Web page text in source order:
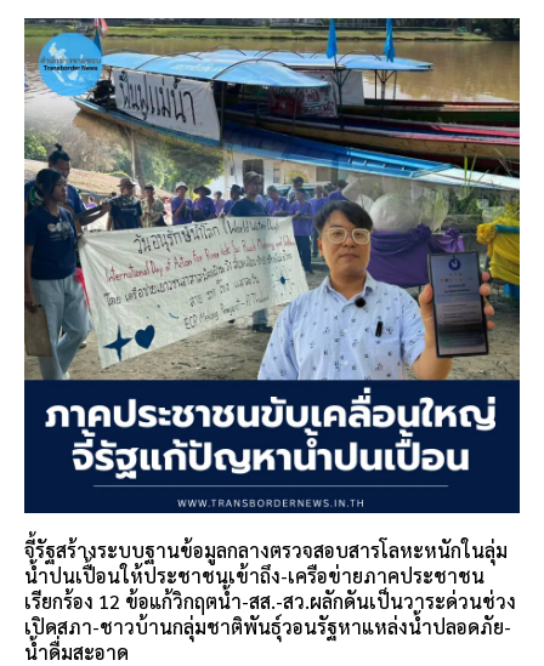
จี้รัฐสร้างระบบฐานข้อมูลกลางตรวจสอบสารโลหะหนักในลุ่ม
น้ำปนเปื้อนให้ประชาชนเข้าถึง-เครือข่ายภาคประชาชน
เรียกร้อง 12 ข้อแก้วิกฤตน้ำ-สส.-สว.ผลักดันเป็นวาระด่วนช่วง
เปิดสภา-ชาวบ้านกลุ่มชาติพันธุ์วอนรัฐหาแหล่งน้ำปลอดภัย-
น้ำดื่มสะอาด